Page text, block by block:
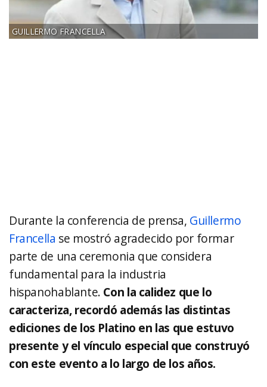
GUILLERMO FRANCELLA
Durante la conferencia de prensa, Guillermo
Francella se mostró agradecido por formar
parte de una ceremonia que considera
fundamental para la industria
hispanohablante. Con la calidez que lo
caracteriza, recordó además las distintas
ediciones de los Platino en las que estuvo
presente y el vínculo especial que construyó
con este evento a lo largo de los años.